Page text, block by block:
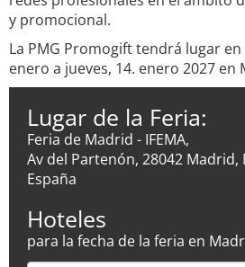
y promocional.
La PMG Promogift tendrá lugar
enero a jueves, 14. enero 2027 en
Lugar de la Feria:
Feria de Madrid - IFEMA,
Av del Partenón, 28042
España
Hoteles
para la fecha de la feria en